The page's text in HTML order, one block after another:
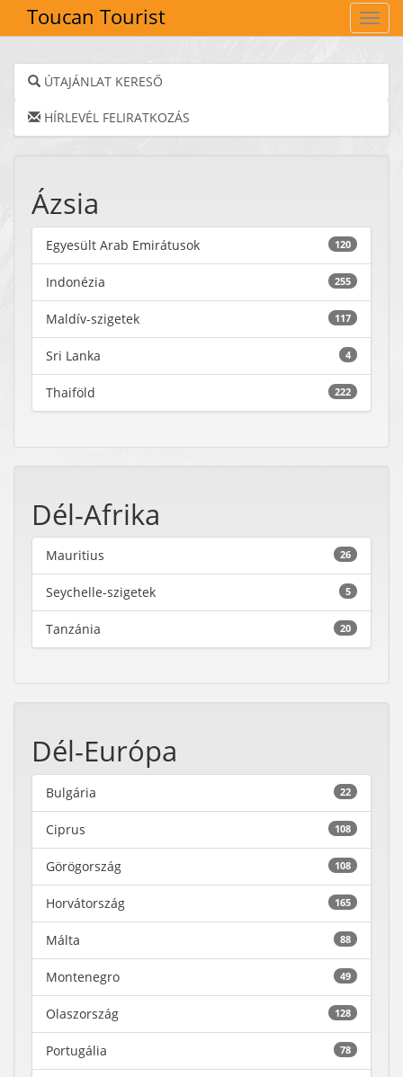
Toucan Tourist
ÚTAJÁNLAT KERESŐ
HÍRLEVÉL FELIRATKOZÁS
Ázsia
120
Egyesült Arab Emirátusok
255
Indonézia
117
Maldív-szigetek
4
Sri Lanka
222
Thaiföld
Dél-Afrika
26
Mauritius
5
Seychelle-szigetek
20
Tanzánia
Dél-Európa
22
Bulgária
108
Ciprus
108
Görögország
165
Horvátország
88
Málta
49
Montenegro
128
Olaszország
78
Portugália